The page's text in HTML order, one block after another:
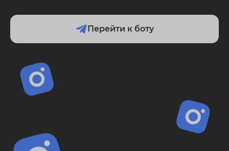
Перейти к боту